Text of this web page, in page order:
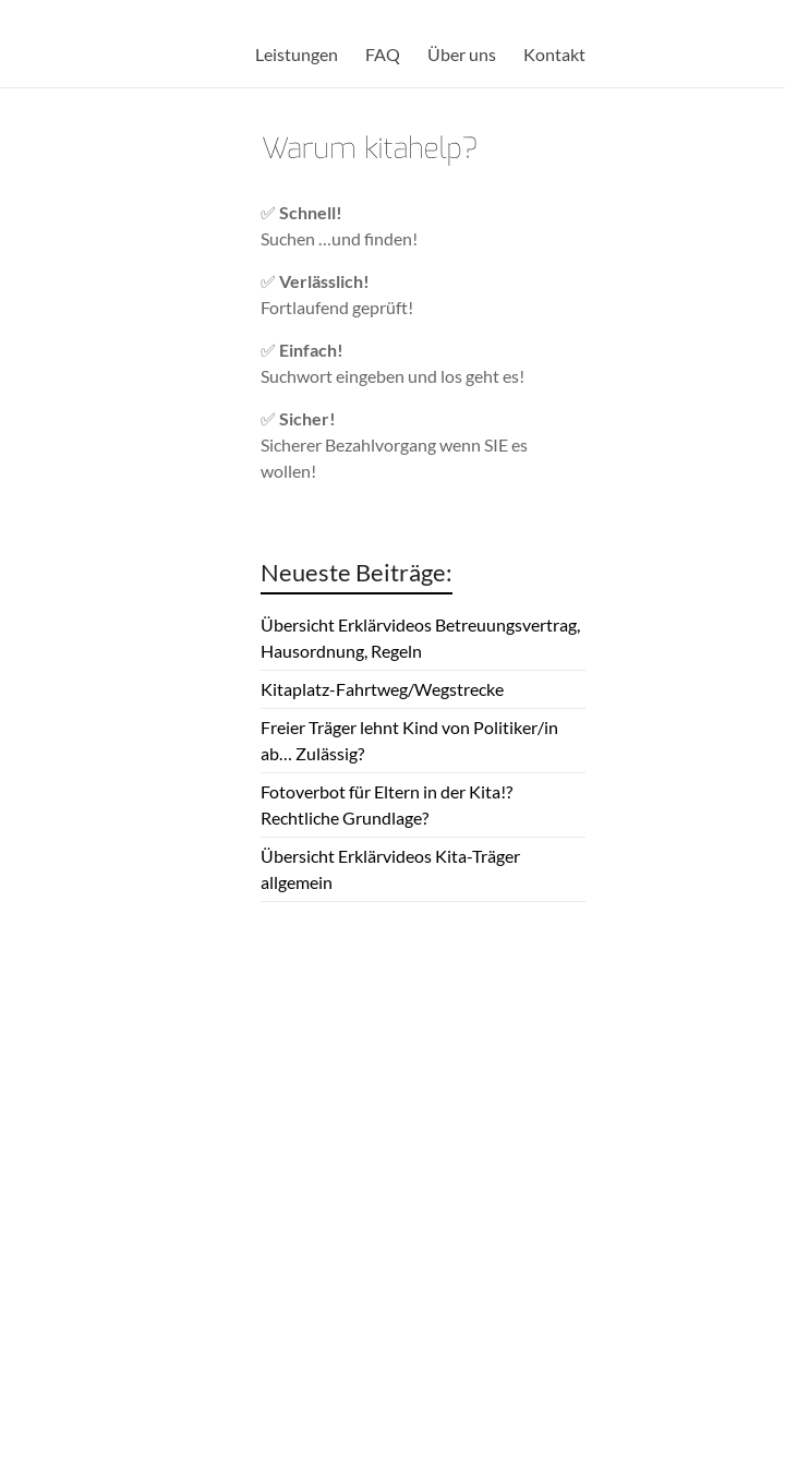
Leistungen FAQ Über uns Kontakt
✅ Schnell!
Suchen …und finden!
✅ Verlässlich!
Fortlaufend geprüft!
✅ Einfach!
Suchwort eingeben und los geht es!
✅ Sicher!
Sicherer Bezahlvorgang wenn SIE es
wollen!
Neueste Beiträge:
Übersicht Erklärvideos Betreuungsvertrag,
Hausordnung, Regeln
Kitaplatz-Fahrtweg/Wegstrecke
Freier Träger lehnt Kind von Politiker/in
ab… Zulässig?
Fotoverbot für Eltern in der Kita!?
Rechtliche Grundlage?
Übersicht Erklärvideos Kita-Träger
allgemein